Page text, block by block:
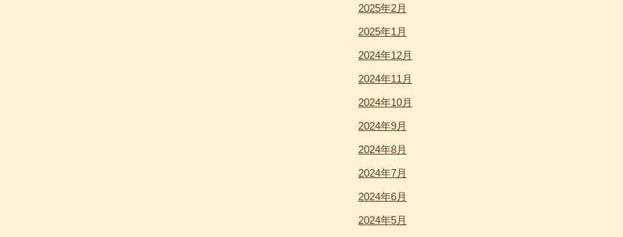
2025年2月
2025年1月
2024年12月
2024年11月
2024年10月
2024年9月
2024年8月
2024年7月
2024年6月
2024年5月